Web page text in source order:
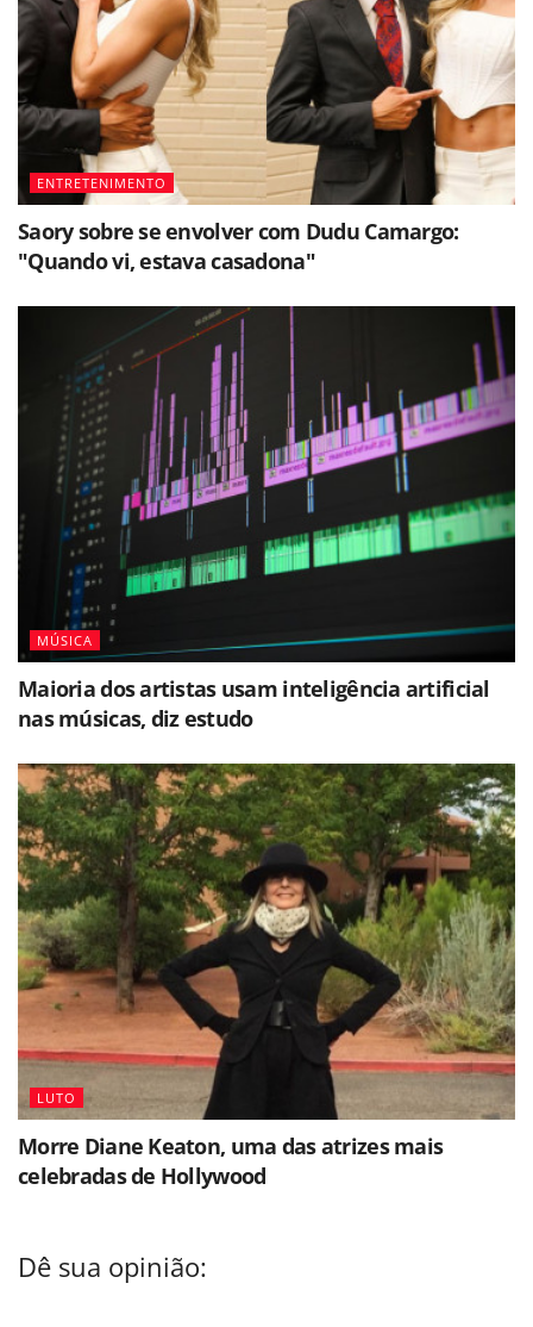
ENTRETENIMENTO
Saory sobre se envolver com Dudu Camargo:
"Quando vi, estava casadona"
MÚSICA
Maioria dos artistas usam inteligência artificial
nas músicas, diz estudo
LUTO
Morre Diane Keaton, uma das atrizes mais
celebradas de Hollywood
Dê sua opinião: